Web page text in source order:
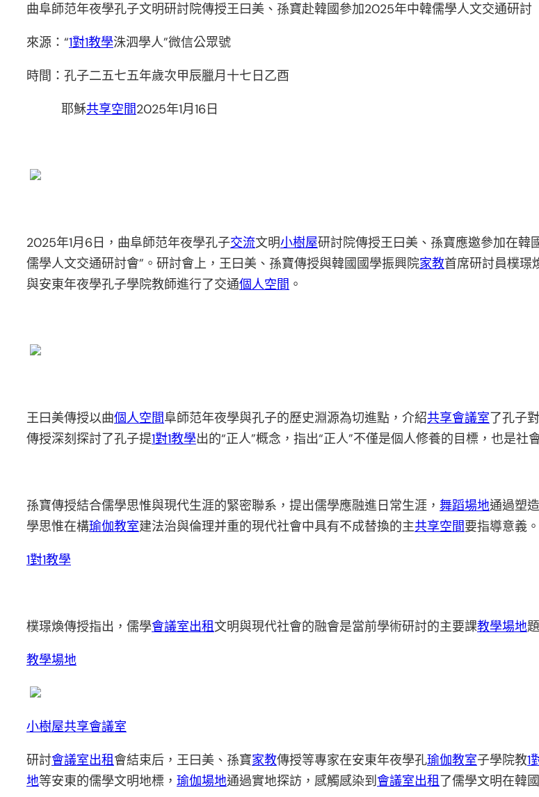
曲阜師范年夜學孔子文明研討院傳授王曰美、孫寶赴韓國參加2025年中韓儒學人文交通研討
來源：“1對1教學洙泗學人”微信公眾號
時間：孔子二五七五年歲次甲辰臘月十七日乙酉
耶穌共享空間2025年1月16日
2025年1月6日，曲阜師范年夜學孔子交流文明小樹屋研討院傳授王曰美、孫寶應邀參加在韓
儒學人文交通研討會”。研討會上，王曰美、孫寶傳授與韓國國學振興院家教首席研討員樸璟
與安東年夜學孔子學院教師進行了交通個人空間 。
王曰美傳授以曲個人空間阜師范年夜學與孔子的歷史淵源為切進點，介紹共享會議室了孔子
傳授深刻探討了孔子提1對1教學出的“正人”概念，指出“正人”不僅是個人修養的目標，也是社
孫寶傳授結合儒學思惟與現代生涯的緊密聯系，提出儒學應融進日常生涯， 舞蹈場地通過塑
學思惟在構瑜伽教室建法治與倫理并重的現代社會中具有不成替換的主共享空間要指導意義。
1對1教學
樸璟煥傳授指出，儒學會議室出租文明與現代社會的融會是當前學術研討的主要課教學場地
教學場地
小樹屋共享會議室
研討會議室出租會結束后，王曰美、孫寶家教傳授等專家在安東年夜學孔瑜伽教室子學院教1
地等安東的儒學文明地標， 瑜伽場地通過實地探訪，感觸感染到會議室出租了儒學文明在韓